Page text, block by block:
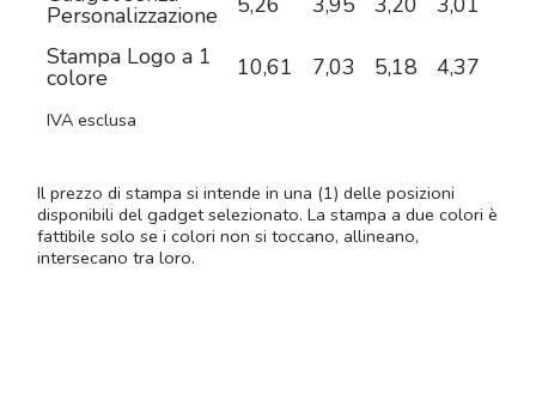
Personalizzazione
Stampa Logo a 1
colore 10,61 7,03 5,18 4,37
IVA esclusa
Il prezzo di stampa si intende in una (1) delle posizioni
disponibili del gadget selezionato. La stampa a due colori è
fattibile solo se i colori non si toccano, allineano,
intersecano tra loro.